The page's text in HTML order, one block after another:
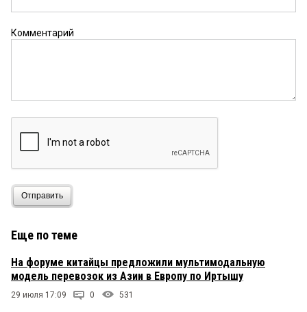
Комментарий
Отправить
Еще по теме
На форуме китайцы предложили мультимодальную
модель перевозок из Азии в Европу по Иртышу
29 июля 17:09 0 531